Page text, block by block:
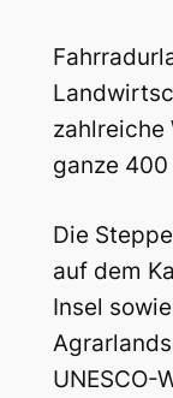
zahlreiche
ganze
Die
auf dem
Insel
UNESCO-